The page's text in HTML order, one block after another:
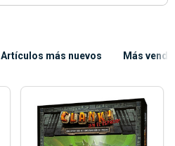
Artículos más nuevos Más